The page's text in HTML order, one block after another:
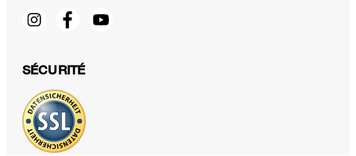
couleur taupe
399,00 €
SÉCURITÉ